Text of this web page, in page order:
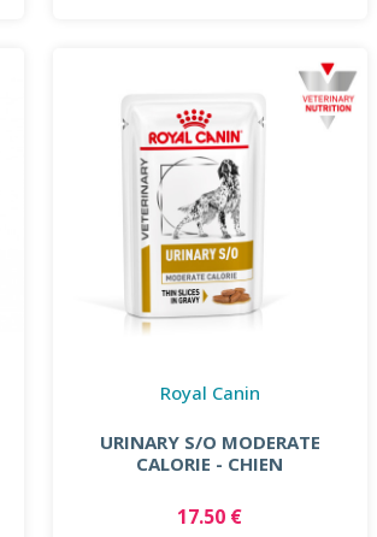
Royal Canin
URINARY S/O MODERATE
CALORIE - CHIEN
17.50 €